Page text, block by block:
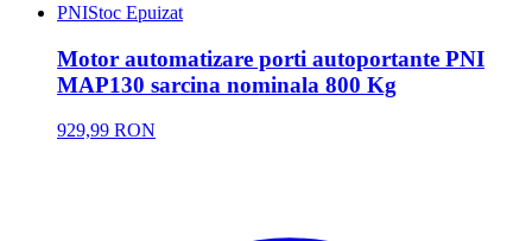
PNIStoc Epuizat
Motor automatizare porti autoportante PNI
MAP130 sarcina nominala 800 Kg
929,99 RON